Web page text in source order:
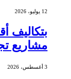
12 يوليو، 2026
مشاريع
3 أغسطس، 2026